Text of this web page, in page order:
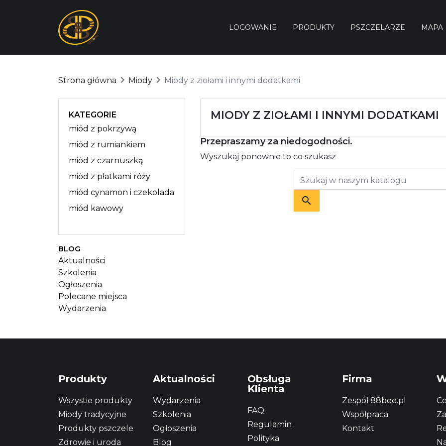
LOGOWANIE PRODUKTY PSZCZELARZE MAPA
Strona główna Miody Miody z ziołami i innymi dodatkami
KATEGORIE
miód z pokrzywą
miód z rumiankiem
miód z czarnuszką
miód z płatkami róży
miód cynamon i czekolada
miód kawowy
BLOG
Aktualności
Szkolenia
Ogłoszenia
Polecane miejsca
Wydarzenia
MIODY Z ZIOŁAMI I INNYMI DODATKAMI
Przepraszamy za niedogodności.
Wyszukaj ponownie to co szukasz
Produkty
Wszystie produkty
Miody tradycyjne
Produkty pszczele
Zdrowie i uroda
Aktualności
Wydarzenia
Szkolenia
Ogłoszenia
Blog
Obsługa
Klienta
FAQ
Regulamin
Polityka
Firma
Zespół 88bee.pl
Współpraca
Kontakt